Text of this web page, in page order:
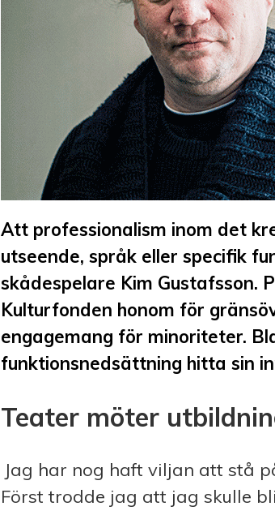
Att professionalism inom det
utseende, språk eller specifik
skådespelare Kim Gustafsson.
Kulturfonden honom för
engagemang för minoriteter.
funktionsnedsättning hitta sin
Teater möter
Jag har nog haft viljan att stå
Först trodde jag att jag skulle